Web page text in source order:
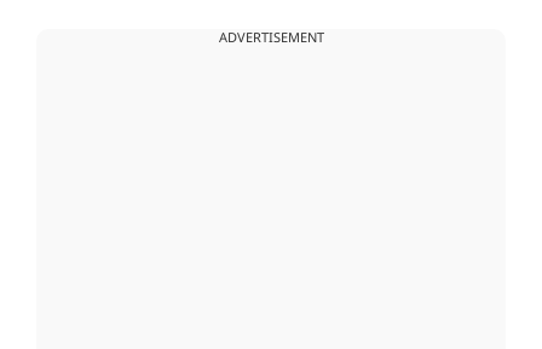
ADVERTISEMENT